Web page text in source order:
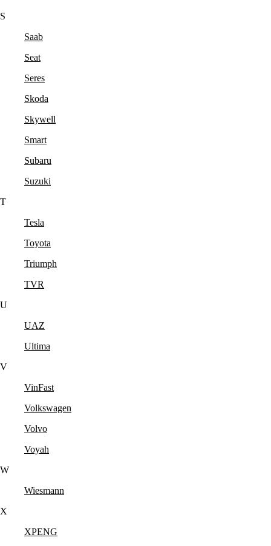
S
Saab
Seat
Seres
Skoda
Skywell
Smart
Subaru
Suzuki
T
Tesla
Toyota
Triumph
TVR
U
UAZ
Ultima
V
VinFast
Volkswagen
Volvo
Voyah
W
Wiesmann
X
XPENG